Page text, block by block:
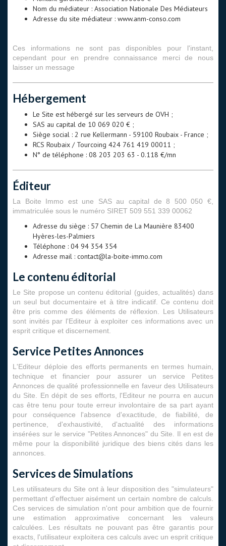
Nom du médiateur : Association Nationale Des Médiateurs
Adresse du site médiateur : www.anm-conso.com
Ces informations ne sont pas disponibles pour l'instant,
cependant pour en prendre connaissance merci de nous
laisser un message
Hébergement
Le Site est hébergé sur les serveurs de OVH ;
SAS au capital de 10 069 020 € ;
Siège social : 2 rue Kellermann - 59100 Roubaix - France ;
RCS Roubaix / Tourcoing 424 761 419 00011 ;
N° de téléphone : 08 203 203 63 - 0.118 €/mn
Éditeur
La Boite Immo est une SAS au capital de 8 500 050 €,
immatriculée sous le numéro SIRET 509 551 339 00062
Adresse du siège : 57 Chemin de La Maunière 83400
Hyères-les-Palmiers
Téléphone : 04 94 354 354
Adresse mail : contact@la-boite-immo.com
Le contenu éditorial
Le Site propose un contenu éditorial (guides, actualités) dans
un seul but documentaire et à titre indicatif. Ce contenu doit
être pris comme des éléments de réflexion. Les Utilisateurs
sont invités par l'Editeur à exploiter ces informations avec un
esprit critique et discernement.
Service Petites Annonces
L'Editeur déploie des efforts permanents en termes humain,
technique et financier pour assurer un service Petites
Annonces de qualité professionnelle en faveur des Utilisateurs
du Site. En dépit de ses efforts, l'Editeur ne pourra en aucun
cas être tenu pour toute erreur involontaire de sa part ayant
pour conséquence l'absence d'exactitude, de fiabilité, de
pertinence, d'exhaustivité, d'actualité des informations
insérées sur le service "Petites Annonces" du Site. Il en est de
même pour la disponibilité juridique des biens cités dans les
annonces.
Services de Simulations
Les utilisateurs du Site ont à leur disposition des "simulateurs"
permettant d'effectuer aisément un certain nombre de calculs.
Ces services de simulation n'ont pour ambition que de fournir
une estimation approximative concernant les valeurs
calculées. Les résultats ne pouvant pas être garantis pour
exacts, l'utilisateur exploitera ces calculs avec un esprit critique